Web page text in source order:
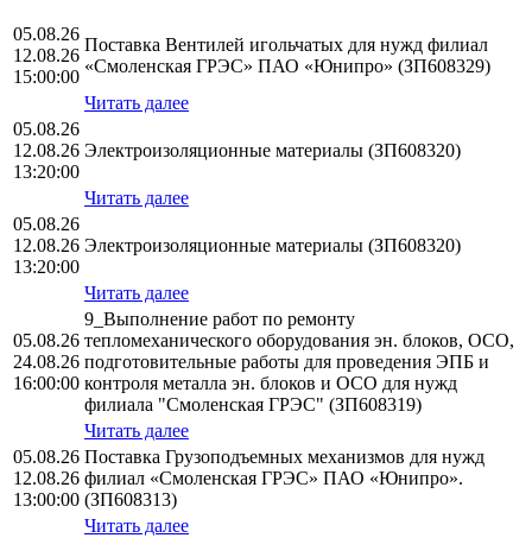
05.08.26
12.08.26
15:00:00
Поставка Вентилей игольчатых для нужд филиал
«Смоленская ГРЭС» ПАО «Юнипро» (ЗП608329)
Читать далее
05.08.26
12.08.26
13:20:00
Электроизоляционные материалы (ЗП608320)
Читать далее
05.08.26
12.08.26
13:20:00
Электроизоляционные материалы (ЗП608320)
Читать далее
05.08.26
24.08.26
16:00:00
9_Выполнение работ по ремонту
тепломеханического оборудования эн. блоков, ОСО,
подготовительные работы для проведения ЭПБ и
контроля металла эн. блоков и ОСО для нужд
филиала "Смоленская ГРЭС" (ЗП608319)
Читать далее
05.08.26
12.08.26
13:00:00
Поставка Грузоподъемных механизмов для нужд
филиал «Смоленская ГРЭС» ПАО «Юнипро».
(ЗП608313)
Читать далее